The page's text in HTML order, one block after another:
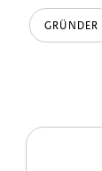
GRÜNDER